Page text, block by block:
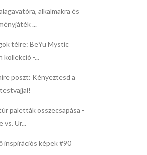
alkalmakra és
...
télre: BeYu Mystic
kollekció -...
poszt: Kényeztesd a
paletták összecsapása -
vs. Ur...
inspirációs képek #90